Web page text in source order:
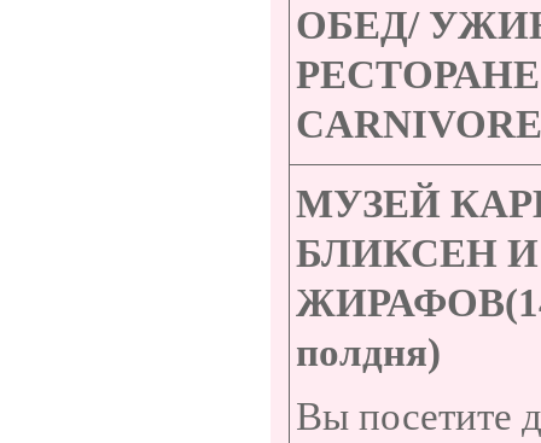
ОБЕД/
РЕСТОРАНЕ
CARNIVORE
МУЗЕЙ
БЛИКСЕН
ЖИРАФОВ(
полдня)
Вы посетите